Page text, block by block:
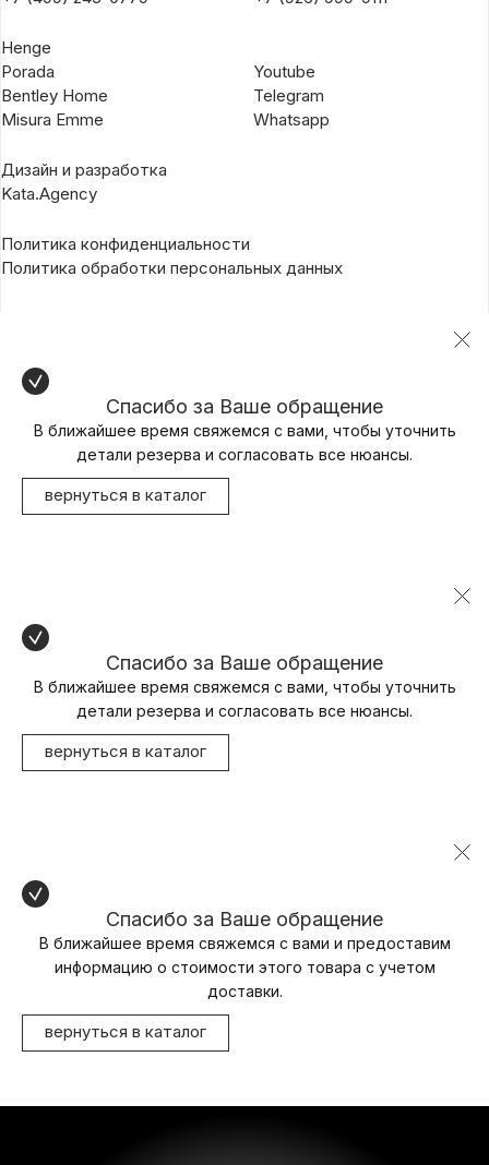
Henge
Porada
Bentley Home
Misura Emme
Youtube
Telegram
Whatsapp
Дизайн и разработка
Kata.Agency
Политика конфиденциальности
Политика обработки персональных данных
Спасибо за Ваше обращение
В ближайшее время свяжемся с вами, чтобы уточнить
детали резерва и согласовать все нюансы.
вернуться в каталог
Спасибо за Ваше обращение
В ближайшее время свяжемся с вами, чтобы уточнить
детали резерва и согласовать все нюансы.
вернуться в каталог
Спасибо за Ваше обращение
В ближайшее время свяжемся с вами и предоставим
информацию о стоимости этого товара с учетом
доставки.
вернуться в каталог